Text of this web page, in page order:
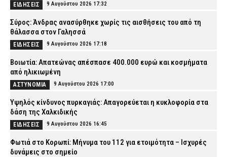
ΕΙΔΗΣΕΙΣ 9 Αυγούστου 2026 17:32
Σύρος: Άνδρας ανασύρθηκε χωρίς τις αισθήσεις του από τη
θάλασσα στον Γαλησσά
ΕΙΔΗΣΕΙΣ 9 Αυγούστου 2026 17:18
Βοιωτία: Απατεώνας απέσπασε 400.000 ευρώ και κοσμήματα
από ηλικιωμένη
ΑΣΤΥΝΟΜΙΑ 9 Αυγούστου 2026 17:00
Υψηλός κίνδυνος πυρκαγιάς: Απαγορεύεται η κυκλοφορία στα
δάση της Χαλκιδικής
ΕΙΔΗΣΕΙΣ 9 Αυγούστου 2026 16:45
Φωτιά στο Κορωπί: Μήνυμα του 112 για ετοιμότητα – Ισχυρές
δυνάμεις στο σημείο